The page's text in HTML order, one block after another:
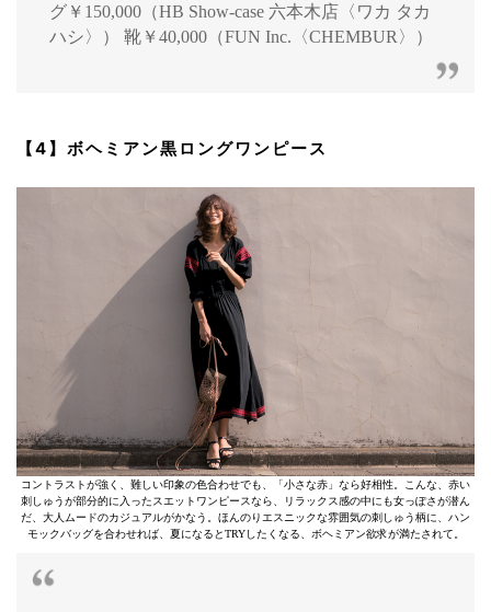
グ￥150,000（HB Show-case 六本木店〈ワカ タカ
ハシ〉） 靴￥40,000（FUN Inc.〈CHEMBUR〉）
【4】ボヘミアン黒ロングワンピース
コントラストが強く、難しい印象の色合わせでも、「小さな赤」なら好相性。こんな、赤い
刺しゅうが部分的に入ったスエットワンピースなら、リラックス感の中にも女っぽさが潜ん
だ、大人ムードのカジュアルがかなう。ほんのりエスニックな雰囲気の刺しゅう柄に、ハン
モックバッグを合わせれば、夏になるとTRYしたくなる、ボヘミアン欲求が満たされて。